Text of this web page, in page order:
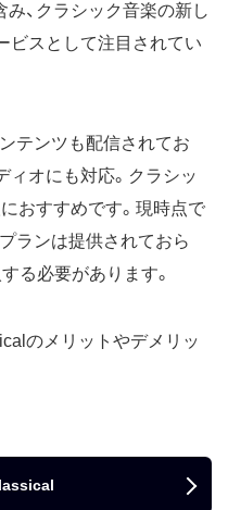
、クラシック音楽の新し
ビスとして注目されてい
テンツも配信されてお
ィオにも対応。クラシッ
おすすめです。現時点で
ランは提供されておら
る必要があります。
のメリットやデメリッ